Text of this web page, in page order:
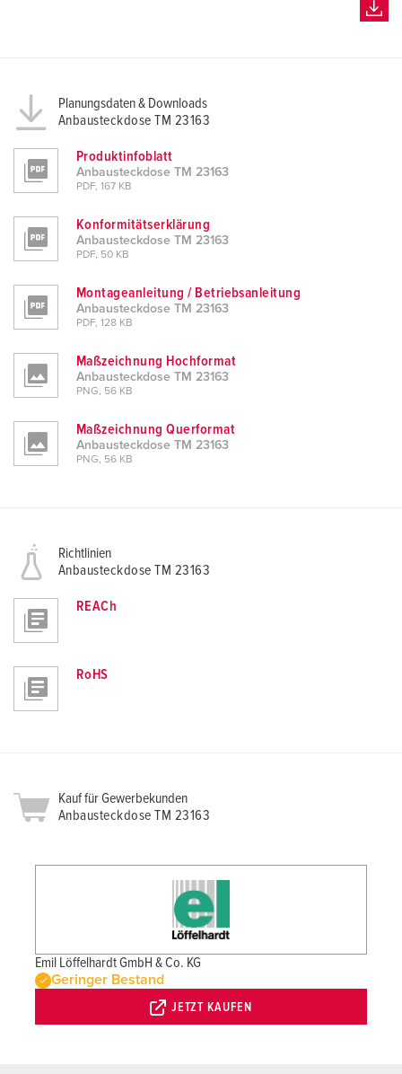
Planungsdaten & Downloads
Anbausteckdose TM 23163
Produktinfoblatt
Anbausteckdose TM 23163
PDF, 167 KB
Konformitätserklärung
Anbausteckdose TM 23163
PDF, 50 KB
Montageanleitung / Betriebsanleitung
Anbausteckdose TM 23163
PDF, 128 KB
Maßzeichnung Hochformat
Anbausteckdose TM 23163
PNG, 56 KB
Maßzeichnung Querformat
Anbausteckdose TM 23163
PNG, 56 KB
Richtlinien
Anbausteckdose TM 23163
REACh
RoHS
Kauf für Gewerbekunden
Anbausteckdose TM 23163
Emil Löffelhardt GmbH & Co. KG
Geringer Bestand
JETZT KAUFEN